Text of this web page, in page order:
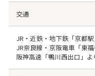
交通
JR・近鉄・地下鉄「京都
JR奈良線・京阪電車「東
阪神高速「鴨川西出口」